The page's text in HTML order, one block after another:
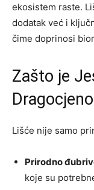
ekosistem raste.
dodatak već i
čime doprinosi
Zašto je
Lišće nije samo
Prirodno
koje su